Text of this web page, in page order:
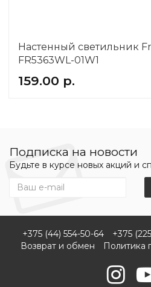
Настенный светильник
FR5363WL-01W1
159.00 р.
Подписка на новости
Будьте в курсе новых акций и
+375 (44) 554-50-64 +375
Возврат и обмен
Политика